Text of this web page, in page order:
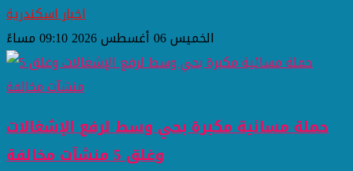
اخبار اسكندرية
الخميس 06 أغسطس 2026 09:10 مساءً
حملة مسائية مكبرة بحي وسط لرفع الإشغالات
وغلق 5 منشآت مخالفة